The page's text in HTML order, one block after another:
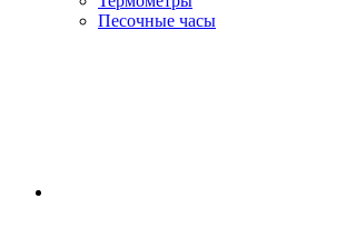
Песочные часы